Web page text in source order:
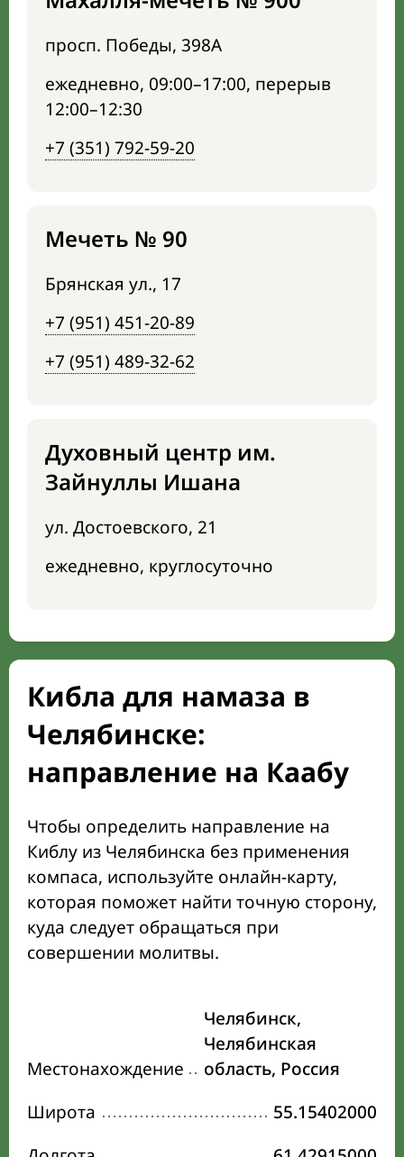
просп. Победы, 398А
ежедневно, 09:00–17:00, перерыв
12:00–12:30
+7 (351) 792-59-20
Мечеть № 90
Брянская ул., 17
+7 (951) 451-20-89
+7 (951) 489-32-62
Духовный центр им.
Зайнуллы Ишана
ул. Достоевского, 21
ежедневно, круглосуточно
Кибла для намаза в
Челябинске:
направление на Каабу
Чтобы определить направление на
Киблу из Челябинска без применения
компаса, используйте онлайн-карту,
которая поможет найти точную сторону,
куда следует обращаться при
совершении молитвы.
Местонахождение
Челябинск,
Челябинская
область, Россия
Широта
55.15402000